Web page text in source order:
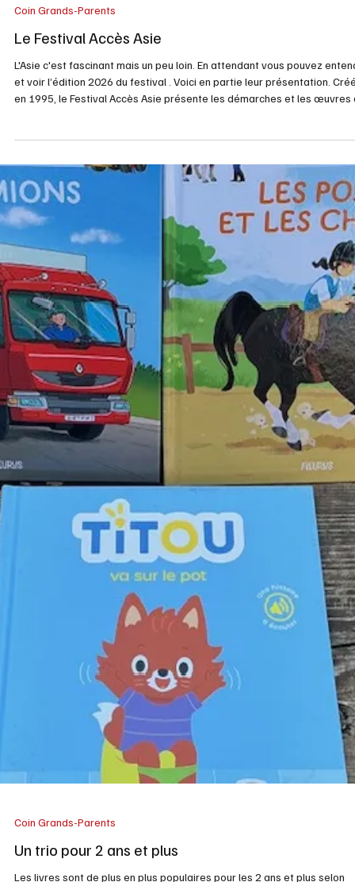
encourage les lecteurs à choisir et à découvrir des titres d’auteurs et
collaboratrice Amélie trouve important de mettre en valeur la
autochtone. Il y a Michel Jean, écrivain innu, ex-journa
Coin Grands-Parents
Le Festival Accès Asie
L'Asie c'est fascinant mais un peu loin. En attendant vous pouvez entendre
et voir l’édition 2026 du festival . Voici en partie leur présentation. Créé
en 1995, le Festival Accès Asie présente les démarches et les œuvres